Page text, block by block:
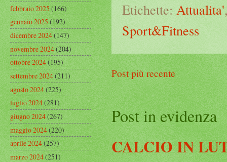
Etichette: Attualita'
Sport&Fitness
Post più recente
Post in evidenza
CALCIO IN
febbraio 2025(166)
gennaio 2025(192)
dicembre 2024(147)
novembre 2024(204)
ottobre 2024(195)
settembre 2024(211)
agosto 2024(225)
luglio 2024(281)
giugno 2024(267)
maggio 2024(220)
aprile 2024(257)
marzo 2024(251)